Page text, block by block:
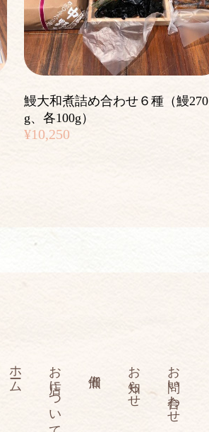
鰻大和煮詰め合わせ６種（鰻270
g、各100g）
¥10,250
ホーム お店について お知らせ お問い合わせ